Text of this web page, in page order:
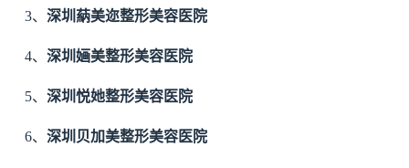
3、深圳蒳美迩整形美容医院
4、深圳婳美整形美容医院
5、深圳悦她整形美容医院
6、深圳贝加美整形美容医院